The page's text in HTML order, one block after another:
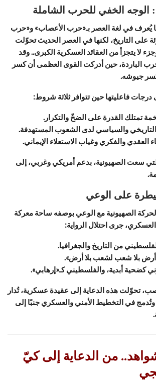
الوجه الخفي للحرب الشاملة
يُعرف في لغة العصر بـ«حرب الأعصاب» و«حرب
على التاريخ، لكنها في العصر الحديث تحوّلت
لا يتجزأ من العقائد العسكرية الكبرى.. وقد
الباردة، حين أدركت القوى العظمى أن كسر
جيوشه.
فاعليتها حين تتوافر ثلاثة شروط:
تمتلك القدرة على الضخّ والتكرار.
والسياسي لدى الشعوب المستهدفة.
العقدي والفكري وغياب الاستعلاء الإيماني.
سعت الصهيونية، بدعم أمريكي وغربي، إلى
على الوعي
الصهيونية مع الوعي بوصفه ساحة معركة
جرى احتلال الرواية:
من التاريخ والجغرافيا.
بلا شعب لشعب بلا أرض».
كضحية أبدية، والفلسطيني كـ«إرهابي».
تحوّلت هذه الدعاية إلى عقيدة عسكرية، تُدار
في التخطيط الأمني والعسكري جنبًا إلى
من الدعاية إلى كيّ